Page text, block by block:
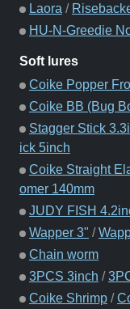
Laora /
HU-N-Greedie
Soft lures
Coike Popper
Coike BB (Bug
Stagger Stick
ick 5inch
Coike Straight
omer 140mm
JUDY FISH
Wapper 3" /
Chain worm
3PCS 3inch /
Coike Shrimp /